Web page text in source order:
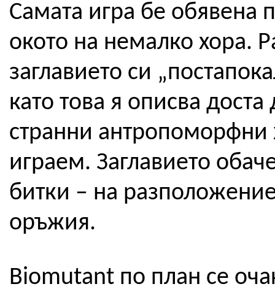
Самата игра бе обявена
окото на немалко хора.
заглавието си
като това я описва
странни
играем. Заглавието
битки – на
оръжия.
Biomutant по план се